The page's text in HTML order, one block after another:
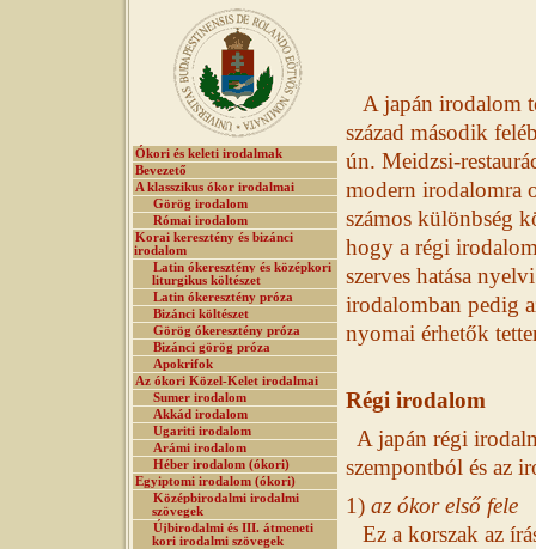
Ókori és keleti irodalmak
Bevezető
A klasszikus ókor irodalmai
Görög irodalom
Római irodalom
Korai keresztény és bizánci
irodalom
Latin ókeresztény és középkori
liturgikus költészet
Latin ókeresztény próza
Bizánci költészet
Görög ókeresztény próza
Bizánci görög próza
Apokrifok
Az ókori Közel-Kelet irodalmai
Sumer irodalom
Akkád irodalom
Ugariti irodalom
Arámi irodalom
Héber irodalom (ókori)
Egyiptomi irodalom (ókori)
Középbirodalmi irodalmi
szövegek
Újbirodalmi és III. átmeneti
kori irodalmi szövegek
A japán irodalom
század második
ún. Meidzsi-
modern irodalomra
számos különbség
hogy a régi
szerves hatása
irodalomban pedig
nyomai érhetők
Régi irodalom
A japán régi
szempontból és az
1) az ókor első fele
Ez a korszak az